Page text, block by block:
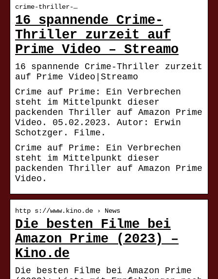
crime-thriller-…
16 spannende Crime-
Thriller zurzeit auf
Prime Video – Streamo
16 spannende Crime-Thriller zurzeit
auf Prime Video|Streamo
Crime auf Prime: Ein Verbrechen
steht im Mittelpunkt dieser
packenden Thriller auf Amazon Prime
Video. 05.02.2023. Autor: Erwin
Schotzger. Filme.
Crime auf Prime: Ein Verbrechen
steht im Mittelpunkt dieser
packenden Thriller auf Amazon Prime
Video.
http s://www.kino.de › News
Die besten Filme bei
Amazon Prime (2023) –
Kino.de
Die besten Filme bei Amazon Prime